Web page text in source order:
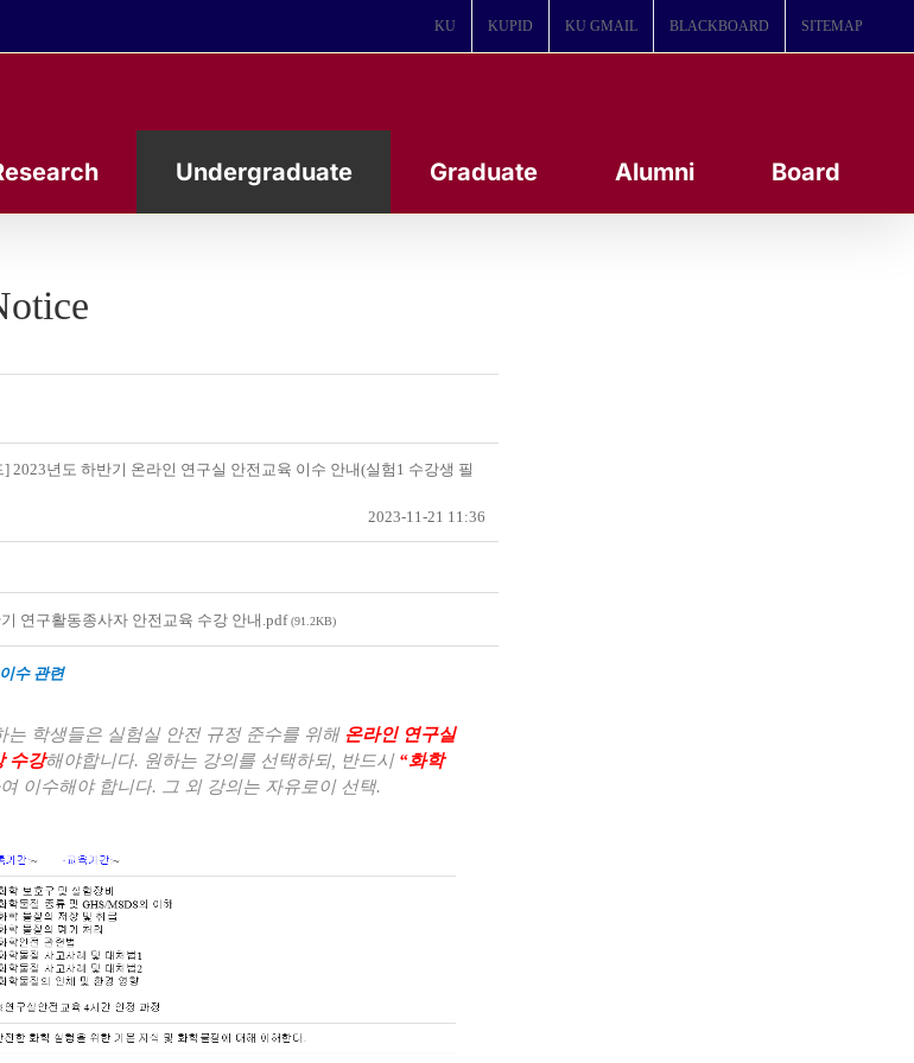
KU KUPID KU GMAIL BLACKBOARD SITEMAP
Undergraduate Graduate Alumni Board
2023년도 하반기 온라인 연구실 안전교육 이수 안내(실험1 수강생 필
2023-11-21 11:36
연구활동종사자 안전교육 수강 안내.pdf(91.2KB)
수 관련
는 학생들은 실험실 안전 규정 준수를 위해 온라인 연구실
수강해야합니다. 원하는 강의를 선택하되, 반드시 “화학
이수해야 합니다. 그 외 강의는 자유로이 선택.